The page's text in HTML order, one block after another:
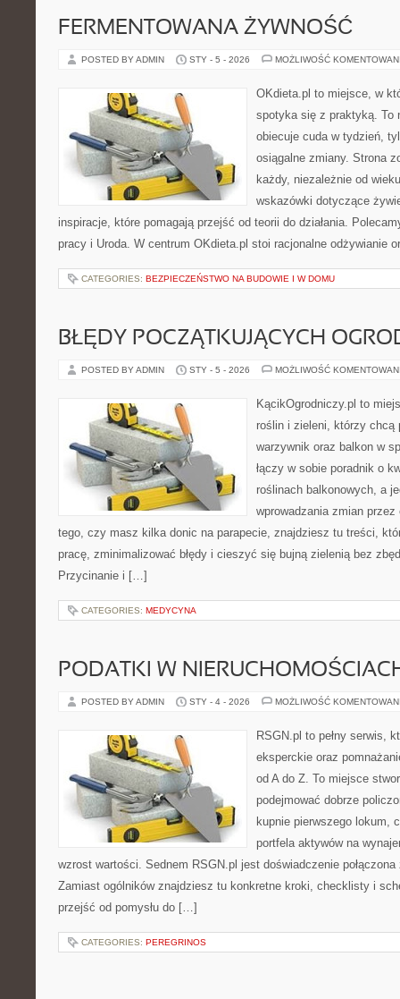
FERMENTOWANA ŻYWNOŚĆ
POSTED BY ADMIN STY - 5 - 2026 MOŻLIWOŚĆ
OKdieta.pl to miejsce, w
spotyka się z praktyką. To
obiecuje cuda w tydzień,
osiągalne zmiany. Strona
każdy, niezależnie od
wskazówki dotyczące
inspiracje, które pomagają przejść od teorii do działania.
pracy i Uroda. W centrum OKdieta.pl stoi racjonalne odżywianie
CATEGORIES: BEZPIECZEŃSTWO NA BUDOWIE I W DOMU
BŁĘDY POCZĄTKUJĄCYCH
POSTED BY ADMIN STY - 5 - 2026 MOŻLIWOŚĆ
KącikOgrodniczy.pl to
roślin i zieleni, którzy chcą
warzywnik oraz balkon w
łączy w sobie poradnik o
roślinach balkonowych, a
wprowadzania zmian przez
tego, czy masz kilka donic na parapecie, znajdziesz tu treści,
pracę, zminimalizować błędy i cieszyć się bujną zielenią bez
Przycinanie i […]
CATEGORIES: MEDYCYNA
PODATKI W
POSTED BY ADMIN STY - 4 - 2026 MOŻLIWOŚĆ
RSGN.pl to pełny serwis,
eksperckie oraz
od A do Z. To miejsce
podejmować dobrze
kupnie pierwszego lokum,
portfela aktywów na
wzrost wartości. Sednem RSGN.pl jest doświadczenie połączona
Zamiast ogólników znajdziesz tu konkretne kroki, checklisty i
przejść od pomysłu do […]
CATEGORIES: PEREGRINOS